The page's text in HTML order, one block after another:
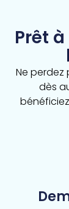
Prêt
Ne perdez
dès